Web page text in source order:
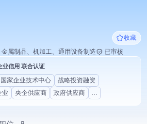
收藏
金属制品、机加工、通用设备制造
已审核
业信用 联合认证
国家企业技术中心
战略投资融资
业
央企供应商 政府供应商 ...